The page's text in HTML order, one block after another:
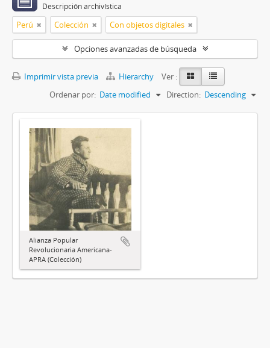
Descripción archivística
Perú Colección Con objetos digitales
Opciones avanzadas de búsqueda
Imprimir vista previa Hierarchy
Ver :
Ordenar por: Date modified Direction: Descending
Alianza Popular
Revolucionaria Americana-
APRA (Colección)